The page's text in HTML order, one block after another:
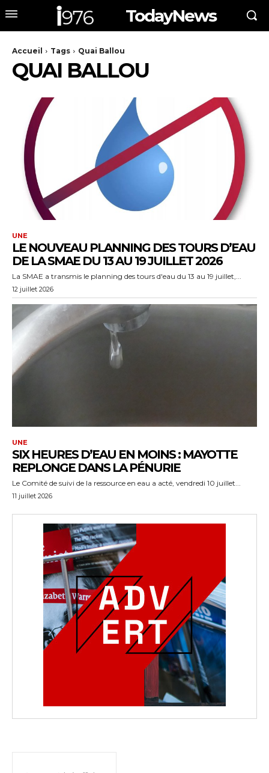
TodayNews
Accueil Tags Quai Ballou
QUAI BALLOU
UNE
LE NOUVEAU PLANNING DES TOURS D’EAU
DE LA SMAE DU 13 AU 19 JUILLET 2026
La SMAE a transmis le planning des tours d'eau du 13 au 19 juillet,...
12 juillet 2026
UNE
SIX HEURES D’EAU EN MOINS : MAYOTTE
REPLONGE DANS LA PÉNURIE
Le Comité de suivi de la ressource en eau a acté, vendredi 10 juillet...
11 juillet 2026